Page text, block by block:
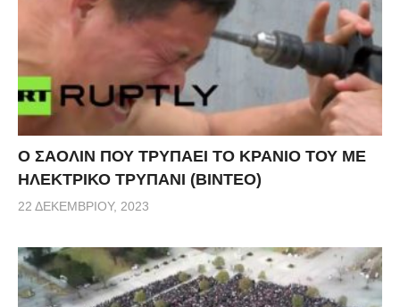
Ο ΣΑΟΛΙΝ ΠΟΥ ΤΡΥΠΑΕΙ ΤΟ ΚΡΑΝΙΟ ΤΟΥ ΜΕ
ΗΛΕΚΤΡΙΚΟ ΤΡΥΠΑΝΙ (ΒΙΝΤΕΟ)
22 ΔΕΚΕΜΒΡΊΟΥ, 2023